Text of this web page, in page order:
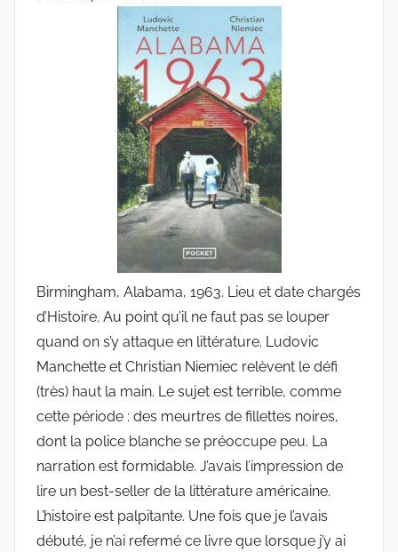
C
l
a
u
d
e
G
r
i
e
a
r
Birmingham, Alabama, 1963. Lieu et date chargés
d’Histoire. Au point qu’il ne faut pas se louper
quand on s’y attaque en littérature. Ludovic
Manchette et Christian Niemiec relèvent le défi
(très) haut la main. Le sujet est terrible, comme
cette période : des meurtres de fillettes noires,
dont la police blanche se préoccupe peu. La
narration est formidable. J’avais l’impression de
lire un best-seller de la littérature américaine.
L’histoire est palpitante. Une fois que je l’avais
débuté, je n’ai refermé ce livre que lorsque j’y ai